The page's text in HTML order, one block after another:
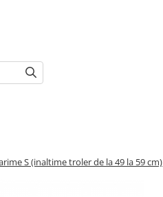
S (inaltime troler de la 49 la 59 cm)